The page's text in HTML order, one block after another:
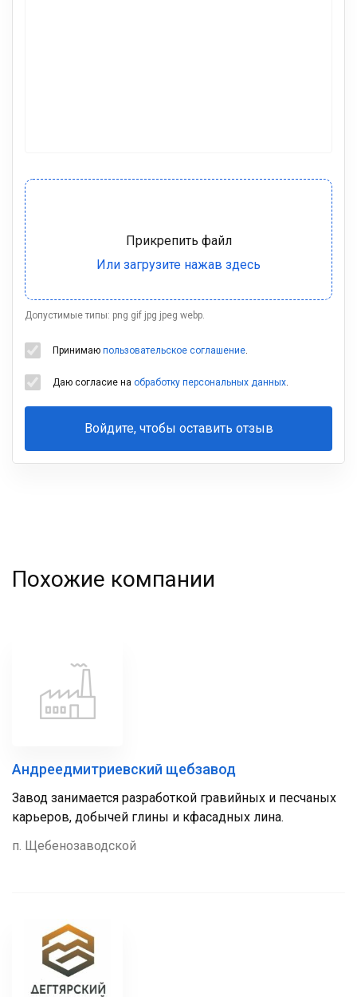
Допустимые типы: png gif jpg jpeg webp.
Принимаю пользовательское соглашение.
Даю согласие на обработку персональных данных.
Войдите, чтобы оставить отзыв
Ваша
Похожие компании
Андреедмитриевский щебзавод
Завод занимается разработкой гравийных и песчаных
карьеров, добычей глины и кфасадных лина.
п. Щебенозаводской